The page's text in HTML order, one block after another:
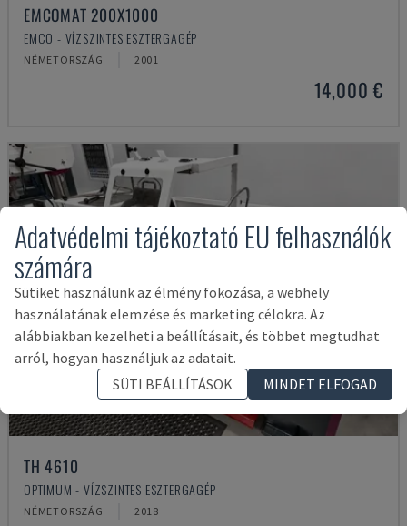
EMCOMAT 200X1000
EMCO - VÍZSZINTES ESZTERGAGÉP
NÉMETORSZÁG 2001
14,000 €
TH 4610
OPTIMUM - VÍZSZINTES ESZTERGAGÉP
NÉMETORSZÁG 2018
Adatvédelmi tájékoztató EU felhasználók
számára
Sütiket használunk az élmény fokozása, a webhely
használatának elemzése és marketing célokra. Az
alábbiakban kezelheti a beállításait, és többet megtudhat
arról, hogyan használjuk az adatait.
SÜTI BEÁLLÍTÁSOK
MINDET ELFOGAD